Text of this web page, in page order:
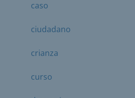
caso
ciudadano
crianza
curso